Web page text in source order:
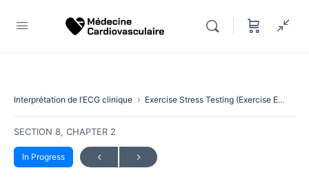
Interprétation de l’ECG clinique Exercise Stress Testing (Exercise ECG)
SECTION 8, CHAPTER 2
In Progress